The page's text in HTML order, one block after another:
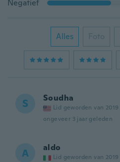
Negatief
Alles Foto
S Soudha
Lid geworden van 2019
ongeveer 3 jaar geleden
A aldo
Lid geworden van 2019